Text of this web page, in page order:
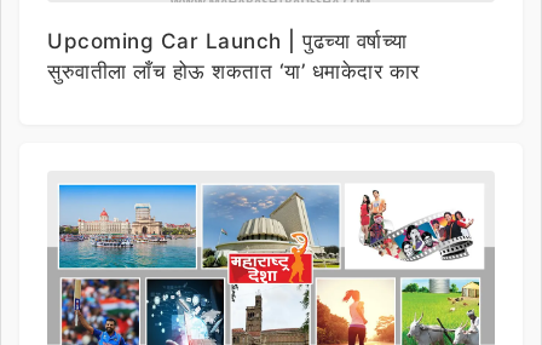
Upcoming Car Launch | पुढच्या वर्षाच्या
सुरुवातीला लाँच होऊ शकतात ‘या’ धमाकेदार कार